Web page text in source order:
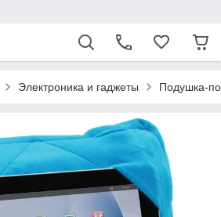
Электроника и гаджеты Подушка-